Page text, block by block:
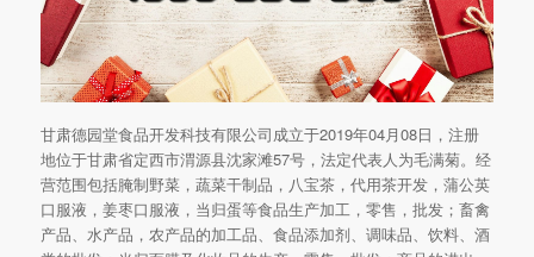
甘肃德园堂食品开发科技有限公司成立于2019年04月08日，注册
地位于甘肃省定西市渭源县沈家滩57号，法定代表人为毛满菊。经
营范围包括腌制野菜，蔬菜干制品，八宝茶，代用茶开发，蒲公英
口服液，姜枣口服液，当归蛋等食品生产加工，零售，批发；畜禽
产品、水产品，农产品的加工品、食品添加剂、调味品、饮料、酒